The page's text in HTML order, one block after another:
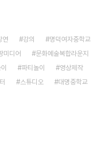
연 강의
명덕여자중학교
미디어
문화예술복합라운지
파티놀이
영상제작
스튜디오 대명중학교